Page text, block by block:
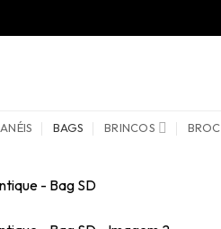
ANÉIS BAGS BRINCOS